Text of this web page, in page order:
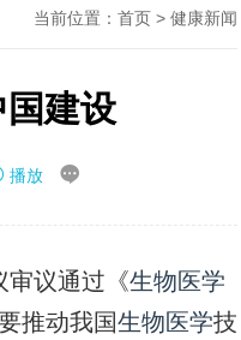
当前位置： 首页 > 健康新闻
建设
播放 
议通过《生物医学
推动我国生物医学技